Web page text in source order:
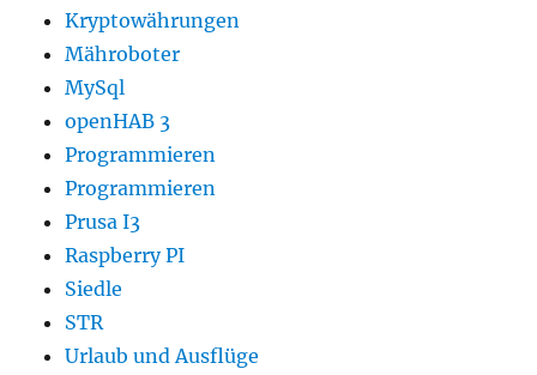
Kryptowährungen
Mähroboter
MySql
openHAB 3
Programmieren
Programmieren
Prusa I3
Raspberry PI
Siedle
STR
Urlaub und Ausflüge